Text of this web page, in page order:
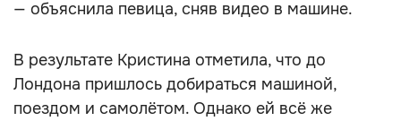
— объяснила певица, сняв видео в машине.
В результате Кристина отметила, что до
Лондона пришлось добираться машиной,
поездом и самолётом. Однако ей всё же